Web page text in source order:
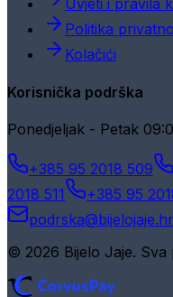
Uvjeti i pravila
Politika
Kolačići
Korisnička podrška
Ponedjeljak - Petak
+385 95 2018 509
2018 511
+385 95
podrska@bijelojaje.hr
© 2026 Bijelo Jaje. Sva